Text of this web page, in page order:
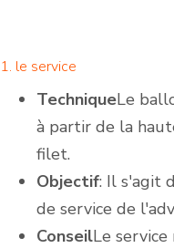
1. le service
TechniqueLe
à partir de la
filet.
Objectif: Il s'agit
de service de
ConseilLe